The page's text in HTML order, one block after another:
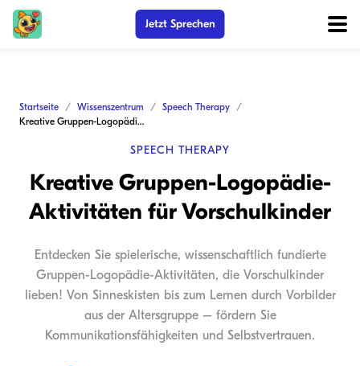
Jetzt Sprechen
Startseite Wissenszentrum
Speech Therapy
Kreative Gruppen-Logopädie-Aktivitäten für Vorschulkinder
SPEECH THERAPY
Kreative Gruppen-Logopädie-
Aktivitäten für Vorschulkinder
Entdecken Sie spielerische, wissenschaftlich fundierte
Gruppen-Logopädie-Aktivitäten, die Vorschulkinder
lieben! Von Sinneskisten bis zum Lernen durch Vorbilder
aus der Altersgruppe – fördern Sie
Kommunikationsfähigkeiten und Selbstvertrauen.